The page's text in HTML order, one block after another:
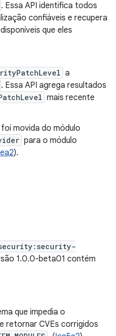
. Essa API identifica todos
confiáveis e recupera
que eles
a
. Essa API agrega resultados
mais recente
foi movida do módulo
para o módulo
).
1.0.0-beta01 contém
que impedia o
retornar CVEs corrigidos